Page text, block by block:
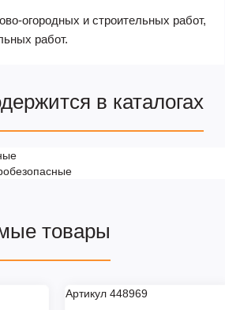
огородных и строительных работ,
работ.
в каталогах
товары
Артикул 448969